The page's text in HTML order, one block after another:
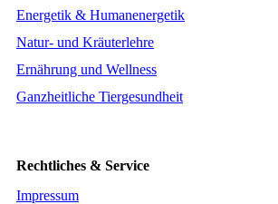
Energetik & Humanenergetik
Natur- und Kräuterlehre
Ernährung und Wellness
Ganzheitliche Tiergesundheit
Rechtliches & Service
Impressum